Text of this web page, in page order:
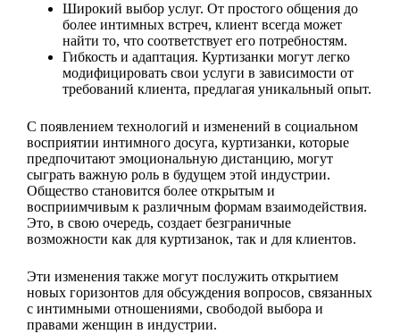
Широкий выбор услуг. От простого общения до
более интимных встреч, клиент всегда может
найти то, что соответствует его потребностям.
Гибкость и адаптация. Куртизанки могут легко
модифицировать свои услуги в зависимости от
требований клиента, предлагая уникальный опыт.
С появлением технологий и изменений в социальном
восприятии интимного досуга, куртизанки, которые
предпочитают эмоциональную дистанцию, могут
сыграть важную роль в будущем этой индустрии.
Общество становится более открытым и
восприимчивым к различным формам взаимодействия.
Это, в свою очередь, создает безграничные
возможности как для куртизанок, так и для клиентов.
Эти изменения также могут послужить открытием
новых горизонтов для обсуждения вопросов, связанных
с интимными отношениями, свободой выбора и
правами женщин в индустрии.